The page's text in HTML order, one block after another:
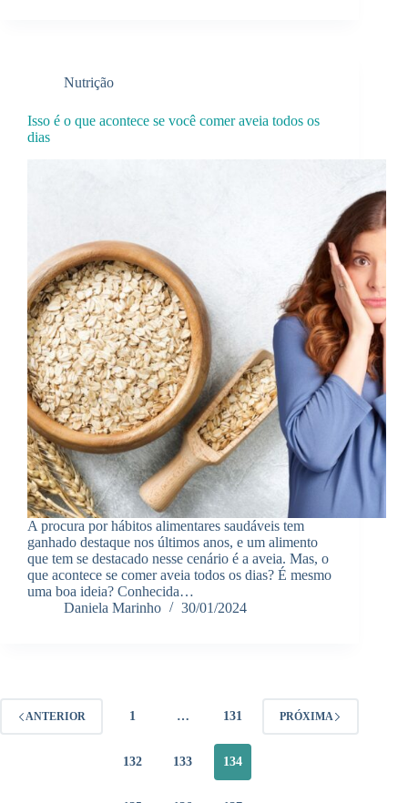
Nutrição
Isso é o que acontece se você comer aveia todos os
dias
A procura por hábitos alimentares saudáveis tem
ganhado destaque nos últimos anos, e um alimento
que tem se destacado nesse cenário é a aveia. Mas, o
que acontece se comer aveia todos os dias? É mesmo
uma boa ideia? Conhecida…
Daniela Marinho
30/01/2024
ANTERIOR 1 … 131
132 133 134
PRÓXIMA